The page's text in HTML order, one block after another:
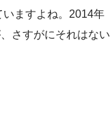
ますよね。2014年
さすがにそれはない